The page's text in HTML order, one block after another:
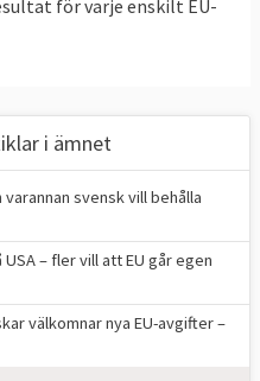
för varje enskilt EU-
i ämnet
varannan svensk vill behålla
– fler vill att EU går egen
välkomnar nya EU-avgifter –